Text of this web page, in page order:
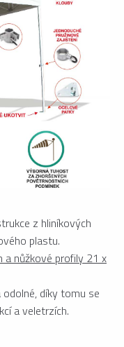
z hliníkových
plastu.
a nůžkové profily 21 x
díky tomu se
a veletrzích.